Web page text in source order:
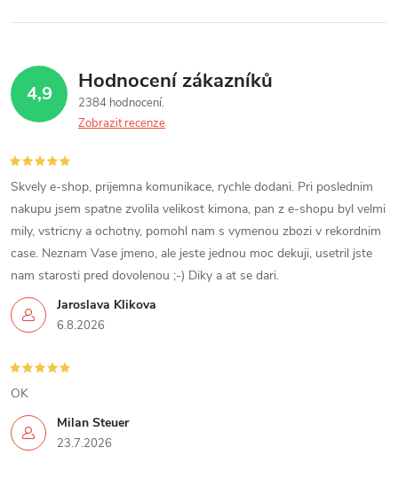
4,9 Hodnocení zákazníků
2384 hodnocení
Zobrazit recenze
Jaroslava Klikova
6.8.2026
Skvely e-shop, prijemna komunikace, rychle dodani. Pri poslednim
nakupu jsem spatne zvolila velikost kimona, pan z e-shopu byl velmi
mily, vstricny a ochotny, pomohl nam s vymenou zbozi v rekordnim
case. Neznam Vase jmeno, ale jeste jednou moc dekuji, usetril jste
nam starosti pred dovolenou ;-) Diky a at se dari.
Milan Steuer
23.7.2026
OK